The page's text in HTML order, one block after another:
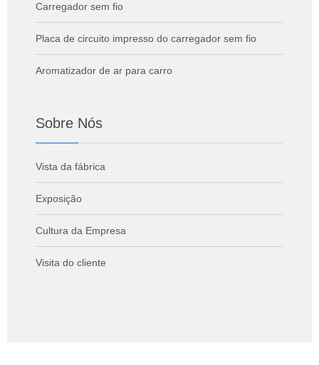
Carregador sem fio
Placa de circuito impresso do carregador sem fio
Aromatizador de ar para carro
Sobre Nós
Vista da fábrica
Exposição
Cultura da Empresa
Visita do cliente